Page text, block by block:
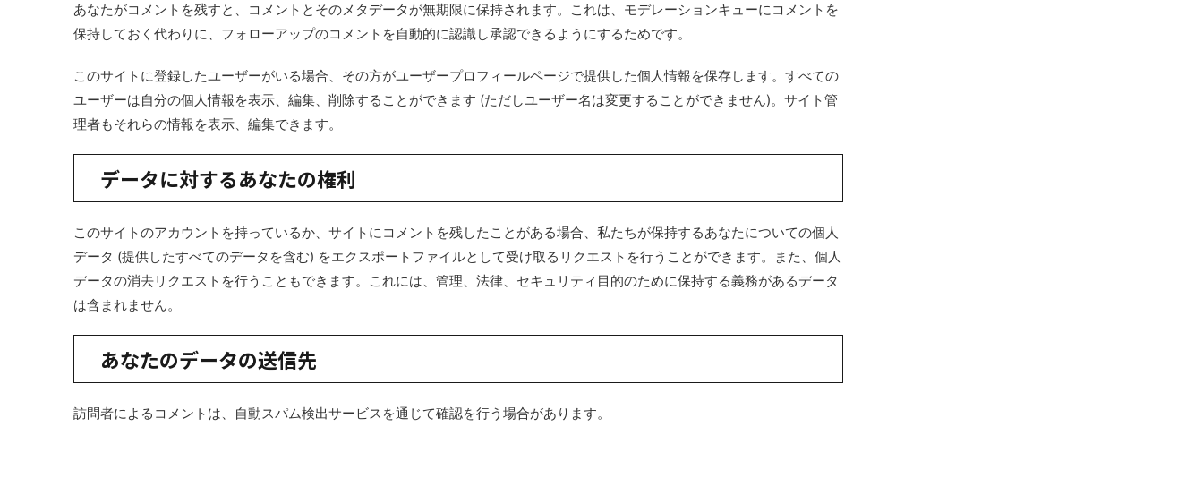
あなたがコメントを残すと、コメントとそのメタデータが無期限に保持されます。これは、モデレーションキューにコメントを
保持しておく代わりに、フォローアップのコメントを自動的に認識し承認できるようにするためです。
このサイトに登録したユーザーがいる場合、その方がユーザープロフィールページで提供した個人情報を保存します。すべての
ユーザーは自分の個人情報を表示、編集、削除することができます (ただしユーザー名は変更することができません)。サイト管
理者もそれらの情報を表示、編集できます。
データに対するあなたの権利
このサイトのアカウントを持っているか、サイトにコメントを残したことがある場合、私たちが保持するあなたについての個人
データ (提供したすべてのデータを含む) をエクスポートファイルとして受け取るリクエストを行うことができます。また、個人
データの消去リクエストを行うこともできます。これには、管理、法律、セキュリティ目的のために保持する義務があるデータ
は含まれません。
あなたのデータの送信先
訪問者によるコメントは、自動スパム検出サービスを通じて確認を行う場合があります。